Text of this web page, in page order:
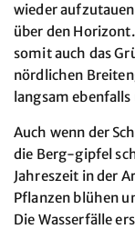
wieder
über den
somit auch das
nördlichen
langsam
Auch wenn der
die Berg-gipfel
Jahreszeit in der
Pflanzen blühen
Die Wasserfälle